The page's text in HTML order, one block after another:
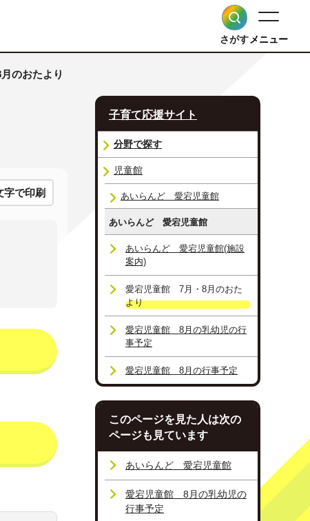
さがすメニュー
のおたより
字で印刷
子育て応援サイト
分野で探す
児童館
あいらんど 愛宕児童館
あいらんど 愛宕児童館
あいらんど 愛宕児童館(施設
案内)
愛宕児童館 7月・8月のおた
より
愛宕児童館 8月の乳幼児の行
事予定
愛宕児童館 8月の行事予定
このページを見た人は次の
ページも見ています
あいらんど 愛宕児童館
愛宕児童館 8月の乳幼児の
行事予定